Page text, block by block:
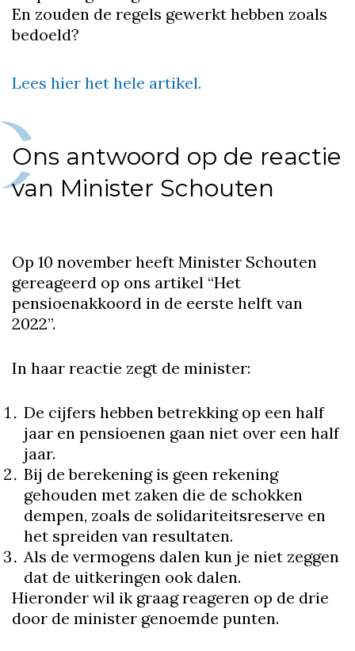
En zouden de regels gewerkt hebben zoals
bedoeld?
Lees hier het hele artikel.
Ons antwoord op de reactie
van Minister Schouten
Op 10 november heeft Minister Schouten
gereageerd op ons artikel “Het
pensioenakkoord in de eerste helft van
2022”.
In haar reactie zegt de minister:
De cijfers hebben betrekking op een half
jaar en pensioenen gaan niet over een half
jaar.
Bij de berekening is geen rekening
gehouden met zaken die de schokken
dempen, zoals de solidariteitsreserve en
het spreiden van resultaten.
Als de vermogens dalen kun je niet zeggen
dat de uitkeringen ook dalen.
Hieronder wil ik graag reageren op de drie
door de minister genoemde punten.